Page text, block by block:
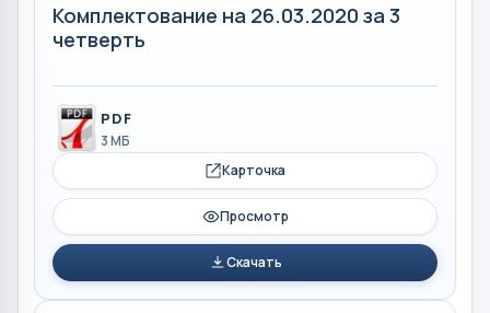
Комплектование на 26.03.2020 за 3
четверть
PDF
3 МБ
Карточка
Просмотр
Скачать